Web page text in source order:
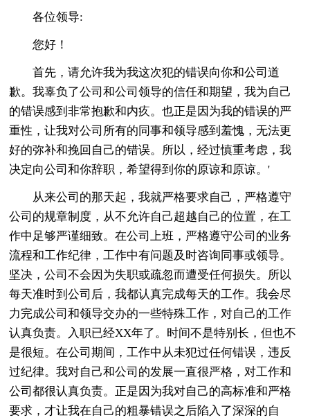
各位领导:
您好！
首先，请允许我为我这次犯的错误向你和公司道
歉。我辜负了公司和公司领导的信任和期望，我为自己
的错误感到非常抱歉和内疚。也正是因为我的错误的严
重性，让我对公司所有的同事和领导感到羞愧，无法更
好的弥补和挽回自己的错误。所以，经过慎重考虑，我
决定向公司和你辞职，希望得到你的原谅和原谅。'
从来公司的那天起，我就严格要求自己，严格遵守
公司的规章制度，从不允许自己超越自己的位置，在工
作中足够严谨细致。在公司上班，严格遵守公司的业务
流程和工作纪律，工作中有问题及时咨询同事或领导。
坚决，公司不会因为失职或疏忽而遭受任何损失。所以
每天准时到公司后，我都认真完成每天的工作。我会尽
力完成公司和领导交办的一些特殊工作，对自己的工作
认真负责。入职已经XX年了。时间不是特别长，但也不
是很短。在公司期间，工作中从未犯过任何错误，违反
过纪律。我对自己和公司的发展一直很严格，对工作和
公司都很认真负责。正是因为我对自己的高标准和严格
要求，才让我在自己的粗暴错误之后陷入了深深的自